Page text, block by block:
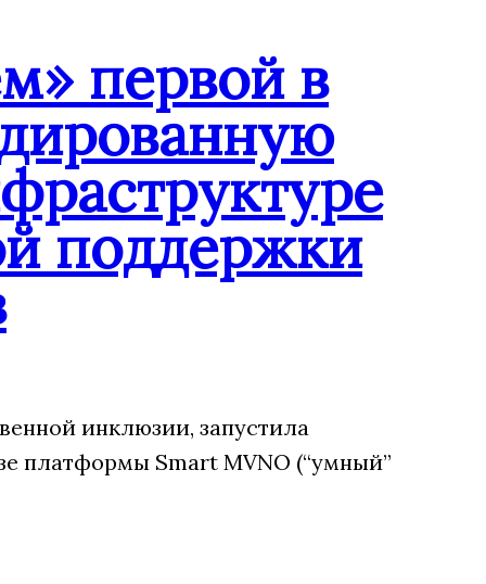
первой в
поддержки
инклюзии, запустила
платформы Smart MVNO (“умный”